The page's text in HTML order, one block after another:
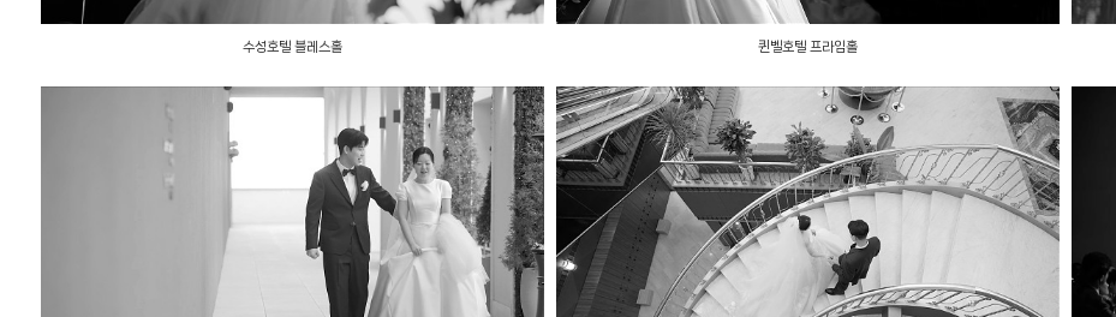
수성호텔 블레스홀 퀸벨호텔 프라임홀